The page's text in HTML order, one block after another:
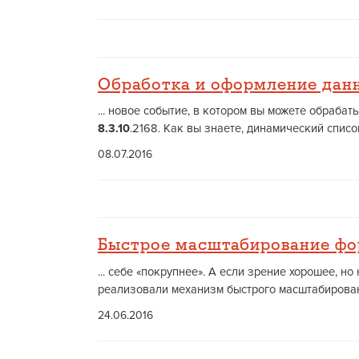
Обработка и оформление
... новое событие, в котором вы можете
8.3.10.2168. Как вы знаете, динамический
08.07.2016
Быстрое масштабирование
... себе «покрупнее». А если зрение хорошее,
реализовали механизм быстрого
24.06.2016